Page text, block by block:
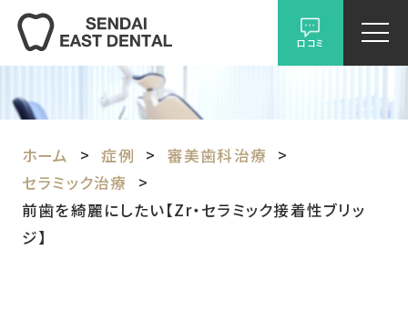
口コミ
ホーム 症例
審美歯科治療
セラミック治療
前歯を綺麗にしたい【Zr・セラミック接着性ブリッ
ジ】